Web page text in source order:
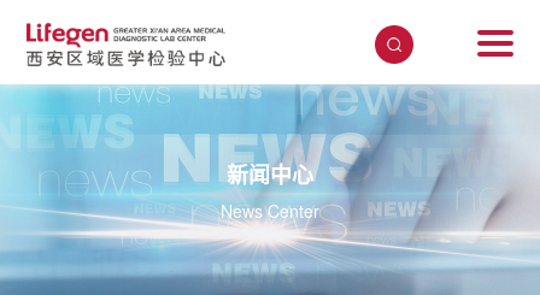
新闻中心
News Center